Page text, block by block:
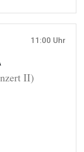
11:00 Uhr
II)